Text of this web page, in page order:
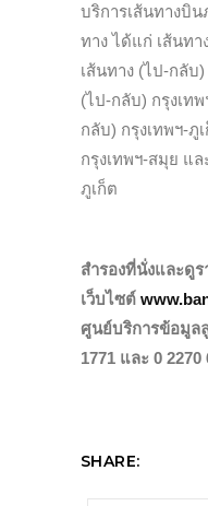
บริการเส้นทางบิน
ทาง ได้แก่ เส้นทา
เส้นทาง (ไป-กลับ)
(ไป-กลับ) กรุงเท
กลับ) กรุงเทพฯ-ภู
กรุงเทพฯ-สมุย แ
ภูเก็ต
สำรองที่นั่งและดูร
เว็บไซต์
ศูนย์บริการข้อมูล
1771 และ 0 2270
SHARE: